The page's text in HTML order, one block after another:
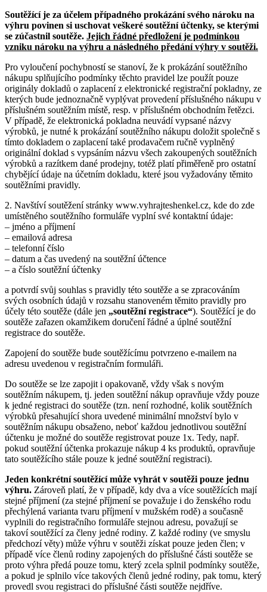
Soutěžící je za účelem případného prokázání svého nároku na
výhru povinen si uschovat veškeré soutěžní účtenky, se kterými
se zúčastnil soutěže. Jejich řádné předložení je podmínkou
vzniku nároku na výhru a následného předání výhry v soutěži.
Pro vyloučení pochybností se stanoví, že k prokázání soutěžního
nákupu splňujícího podmínky těchto pravidel lze použít pouze
originály dokladů o zaplacení z elektronické registrační pokladny, ze
kterých bude jednoznačně vyplývat provedení příslušného nákupu v
příslušném soutěžním místě, resp. v příslušném obchodním řetězci.
V případě, že elektronická pokladna neuvádí vypsané názvy
výrobků, je nutné k prokázání soutěžního nákupu doložit společně s
tímto dokladem o zaplacení také prodavačem ručně vyplněný
originální doklad s vypsáním názvu všech zakoupených soutěžních
výrobků a razítkem dané prodejny, totéž platí přiměřeně pro ostatní
chybějící údaje na účetním dokladu, které jsou vyžadovány těmito
soutěžními pravidly.
2. Navštíví soutěžení stránky www.vyhrajteshenkel.cz, kde do zde
umístěného soutěžního formuláře vyplní své kontaktní údaje:
– jméno a příjmení
– emailová adresa
– telefonní číslo
– datum a čas uvedený na soutěžní účtence
– a číslo soutěžní účtenky
a potvrdí svůj souhlas s pravidly této soutěže a se zpracováním
svých osobních údajů v rozsahu stanoveném těmito pravidly pro
účely této soutěže (dále jen „soutěžní registrace“). Soutěžící je do
soutěže zařazen okamžikem doručení řádné a úplné soutěžní
registrace do soutěže.
Zapojení do soutěže bude soutěžícímu potvrzeno e-mailem na
adresu uvedenou v registračním formuláři.
Do soutěže se lze zapojit i opakovaně, vždy však s novým
soutěžním nákupem, tj. jeden soutěžní nákup opravňuje vždy pouze
k jedné registraci do soutěže (tzn. není rozhodné, kolik soutěžních
výrobků přesahující shora uvedené minimální množství bylo v
soutěžním nákupu obsaženo, neboť každou jednotlivou soutěžní
účtenku je možné do soutěže registrovat pouze 1x. Tedy, např.
pokud soutěžní účtenka prokazuje nákup 4 ks produktů, opravňuje
tato soutěžícího stále pouze k jedné soutěžní registraci).
Jeden konkrétní soutěžící může vyhrát v soutěži pouze jednu
výhru. Zároveň platí, že v případě, kdy dva a více soutěžících mají
stejné příjmení (za stejné příjmení se považuje i do ženského rodu
přechýlená varianta tvaru příjmení v mužském rodě) a současně
vyplnili do registračního formuláře stejnou adresu, považují se
takoví soutěžící za členy jedné rodiny. Z každé rodiny (ve smyslu
předchozí věty) může výhru v soutěži získat pouze jeden člen; v
případě více členů rodiny zapojených do příslušné části soutěže se
proto výhra předá pouze tomu, který zcela splnil podmínky soutěže,
a pokud je splnilo více takových členů jedné rodiny, pak tomu, který
provedl svou registraci do příslušné části soutěže nejdříve.